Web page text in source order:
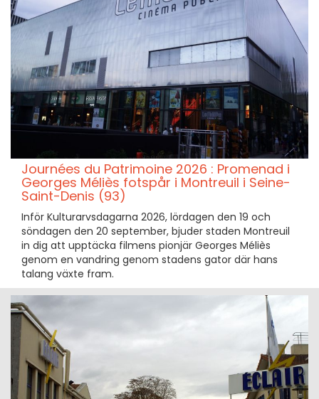
Journées du Patrimoine 2026 : Promenad i
Georges Méliès fotspår i Montreuil i Seine-
Saint-Denis (93)
Inför Kulturarvsdagarna 2026, lördagen den 19 och
söndagen den 20 september, bjuder staden Montreuil
in dig att upptäcka filmens pionjär Georges Méliès
genom en vandring genom stadens gator där hans
talang växte fram.